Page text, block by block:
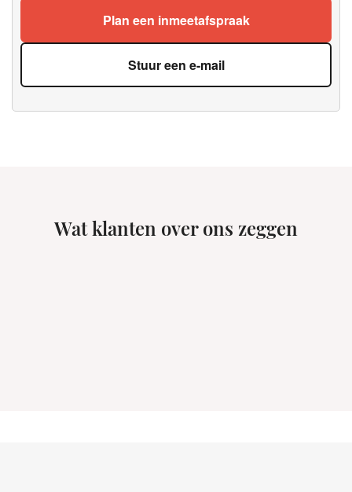
Plan een inmeetafspraak
Stuur een e-mail
Wat klanten over ons zeggen